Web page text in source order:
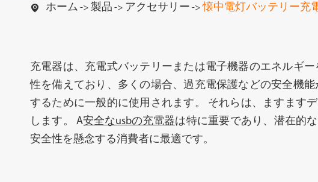
キャンプ用ライト ワークライト
 ホーム 製品 アクセサリー 懐中電灯バッテリー充
充電器は、充電式バッテリーまたは電子機器のエネルギ
性を備えており、多くの場合、過充電保護などの安全機
するために一般的に使用されます。 それらは、ますます
します。 A安全なusbの充電器は特に重要であり、潜在的
安全性を懸念する消費者に最適です。